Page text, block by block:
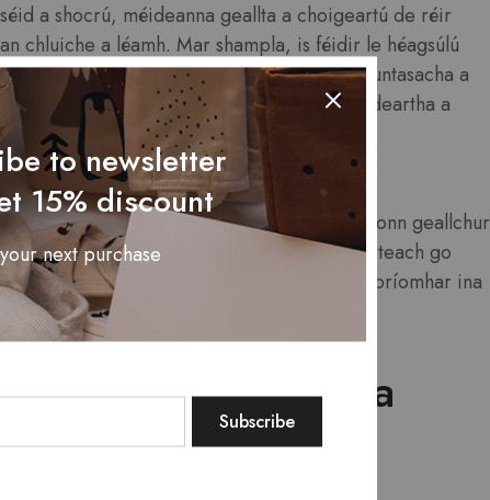
a shocrú, méideanna geallta a choigeartú de réir
chluiche a léamh. Mar shampla, is féidir le héagsúlú
is féidir le rioscaí ríofa luach saothair suntasacha a
an chluiche d’imreoirí torthaí féideartha a
réir.
a bhaineann le ham, ag roghnú na
nó botúin a dhéanamh. Tríd is tríd, athraíonn geallchur
cuireadh d’imreoirí a bheith rannpháirteach go
ar an ádh, rud a chruthaíonn timpeallacht bríomhar ina
chun Dúshlán a
to newsletter
15% discount
next purchase